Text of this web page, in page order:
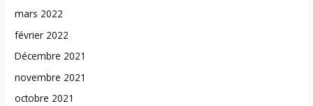
mars 2022
février 2022
Décembre 2021
novembre 2021
octobre 2021